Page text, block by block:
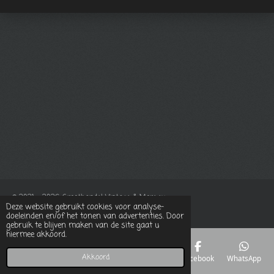
Deze website gebruikt cookies voor analyse-
doeleinden en/of het tonen van advertenties. Door
gebruik te blijven maken van de site gaat u
hiermee akkoord.
Akkoord
© 2021 - 2026 Groothandel Vintage & More.eu
Powered byJouwWeb
Telefoonnummer Facebook WhatsApp